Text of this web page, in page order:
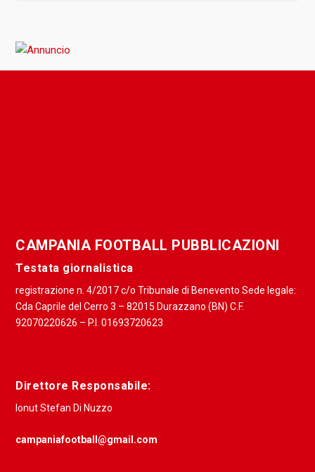
CAMPANIA FOOTBALL PUBBLICAZIONI
Testata giornalistica
registrazione n. 4/2017 c/o Tribunale di Benevento Sede legale:
Cda Caprile del Cerro 3 – 82015 Durazzano (BN) C.F.
92070220626 – P.I. 01693720623
Direttore Responsabile:
Ionut Stefan Di Nuzzo
campaniafootball@gmail.com